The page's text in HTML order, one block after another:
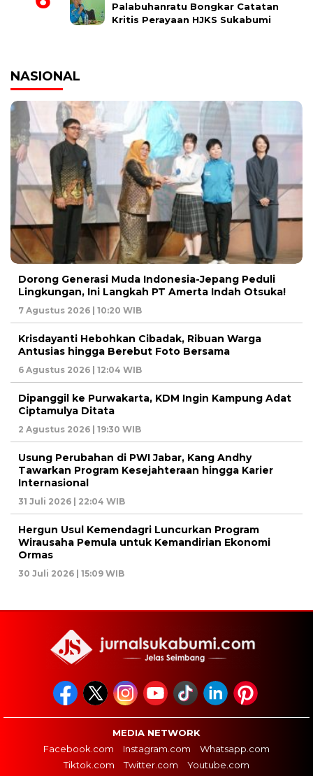
Palabuhanratu Bongkar Catatan
Kritis Perayaan HJKS Sukabumi
NASIONAL
Dorong Generasi Muda Indonesia-Jepang Peduli
Lingkungan, Ini Langkah PT Amerta Indah Otsuka!
7 Agustus 2026 | 10:20 WIB
Krisdayanti Hebohkan Cibadak, Ribuan Warga
Antusias hingga Berebut Foto Bersama
6 Agustus 2026 | 12:04 WIB
Dipanggil ke Purwakarta, KDM Ingin Kampung Adat
Ciptamulya Ditata
2 Agustus 2026 | 19:30 WIB
Usung Perubahan di PWI Jabar, Kang Andhy
Tawarkan Program Kesejahteraan hingga Karier
Internasional
31 Juli 2026 | 22:04 WIB
Hergun Usul Kemendagri Luncurkan Program
Wirausaha Pemula untuk Kemandirian Ekonomi
Ormas
30 Juli 2026 | 15:09 WIB
MEDIA NETWORK
Facebook.com
Instagram.com
Whatsapp.com
Tiktok.com
Twitter.com Youtube.com